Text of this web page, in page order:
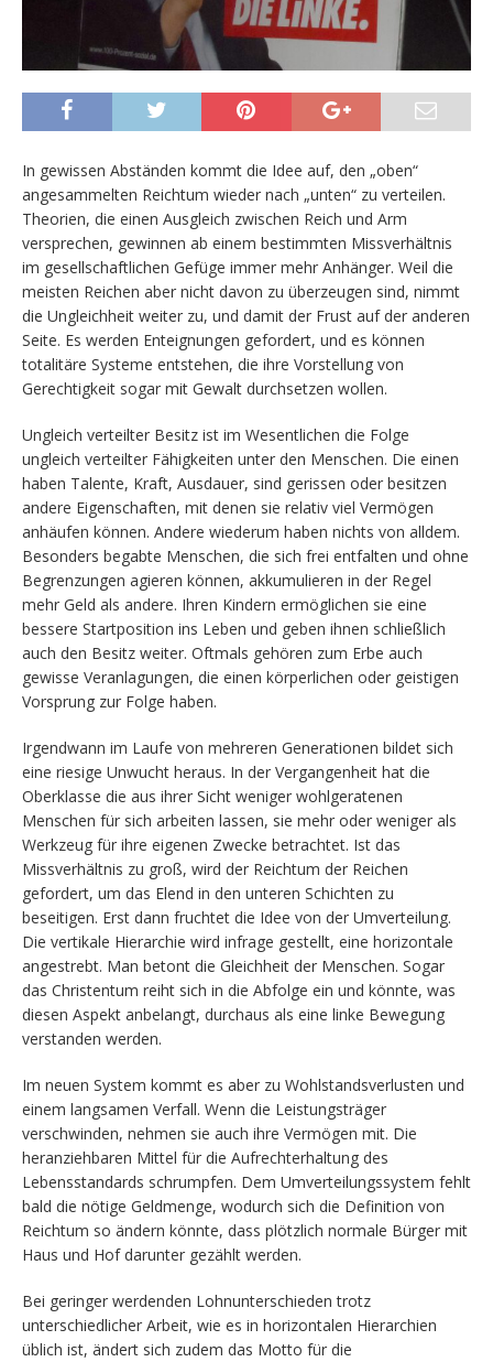
In gewissen Abständen kommt die Idee auf, den „oben“
angesammelten Reichtum wieder nach „unten“ zu verteilen.
Theorien, die einen Ausgleich zwischen Reich und Arm
versprechen, gewinnen ab einem bestimmten Missverhältnis
im gesellschaftlichen Gefüge immer mehr Anhänger. Weil die
meisten Reichen aber nicht davon zu überzeugen sind, nimmt
die Ungleichheit weiter zu, und damit der Frust auf der anderen
Seite. Es werden Enteignungen gefordert, und es können
totalitäre Systeme entstehen, die ihre Vorstellung von
Gerechtigkeit sogar mit Gewalt durchsetzen wollen.
Ungleich verteilter Besitz ist im Wesentlichen die Folge
ungleich verteilter Fähigkeiten unter den Menschen. Die einen
haben Talente, Kraft, Ausdauer, sind gerissen oder besitzen
andere Eigenschaften, mit denen sie relativ viel Vermögen
anhäufen können. Andere wiederum haben nichts von alldem.
Besonders begabte Menschen, die sich frei entfalten und ohne
Begrenzungen agieren können, akkumulieren in der Regel
mehr Geld als andere. Ihren Kindern ermöglichen sie eine
bessere Startposition ins Leben und geben ihnen schließlich
auch den Besitz weiter. Oftmals gehören zum Erbe auch
gewisse Veranlagungen, die einen körperlichen oder geistigen
Vorsprung zur Folge haben.
Irgendwann im Laufe von mehreren Generationen bildet sich
eine riesige Unwucht heraus. In der Vergangenheit hat die
Oberklasse die aus ihrer Sicht weniger wohlgeratenen
Menschen für sich arbeiten lassen, sie mehr oder weniger als
Werkzeug für ihre eigenen Zwecke betrachtet. Ist das
Missverhältnis zu groß, wird der Reichtum der Reichen
gefordert, um das Elend in den unteren Schichten zu
beseitigen. Erst dann fruchtet die Idee von der Umverteilung.
Die vertikale Hierarchie wird infrage gestellt, eine horizontale
angestrebt. Man betont die Gleichheit der Menschen. Sogar
das Christentum reiht sich in die Abfolge ein und könnte, was
diesen Aspekt anbelangt, durchaus als eine linke Bewegung
verstanden werden.
Im neuen System kommt es aber zu Wohlstandsverlusten und
einem langsamen Verfall. Wenn die Leistungsträger
verschwinden, nehmen sie auch ihre Vermögen mit. Die
heranziehbaren Mittel für die Aufrechterhaltung des
Lebensstandards schrumpfen. Dem Umverteilungssystem fehlt
bald die nötige Geldmenge, wodurch sich die Definition von
Reichtum so ändern könnte, dass plötzlich normale Bürger mit
Haus und Hof darunter gezählt werden.
Bei geringer werdenden Lohnunterschieden trotz
unterschiedlicher Arbeit, wie es in horizontalen Hierarchien
üblich ist, ändert sich zudem das Motto für die